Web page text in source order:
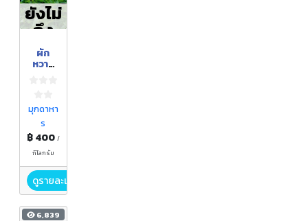
ยังไม่
ถึง
ฤดูกา
ล
ผัก
หวาน
มุกดาหา
ร
฿ 400 /
กิโลกรัม
ดูรายละเอียด
6,839